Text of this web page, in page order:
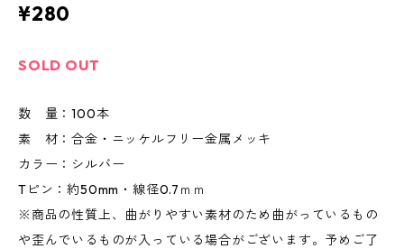
¥280
SOLD OUT
数 量：100本
素 材：合金・ニッケルフリー金属メッキ
カラー：シルバー
Tピン：約50mm・線径0.7ｍｍ
※商品の性質上、曲がりやすい素材のため曲がっているもの
や歪んでいるものが入っている場合がございます。予めご了